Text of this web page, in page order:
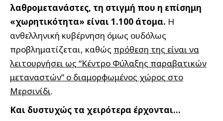
λαθρομετανάστες, τη στιγμή που η επίσημη
«χωρητικότητα» είναι 1.100 άτομα. Η
ανθελληνική κυβέρνηση όμως ουδόλως
προβληματίζεται, καθώς πρόθεση της είναι να
λειτουργήσει ως “Κέντρο Φύλαξης παραβατικών
μεταναστών” ο διαμορφωμένος χώρος στο
Μερσινίδι.
Και δυστυχώς τα χειρότερα έρχονται…